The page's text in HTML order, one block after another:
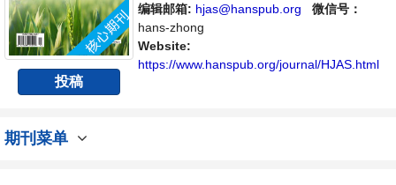
投稿
提供一个传播、分享和讨论农业科学问题与发
展的交流平台。
编辑邮箱: hjas@hanspub.org
微信号：
hans-zhong
Website:
https://www.hanspub.org/journal/HJAS.html
期刊菜单